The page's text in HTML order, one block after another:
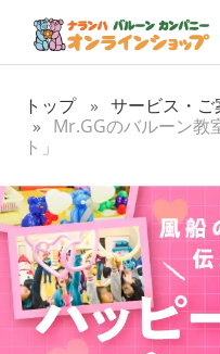
トップ サービス・ご
Mr.GGのバルーン教
ト」